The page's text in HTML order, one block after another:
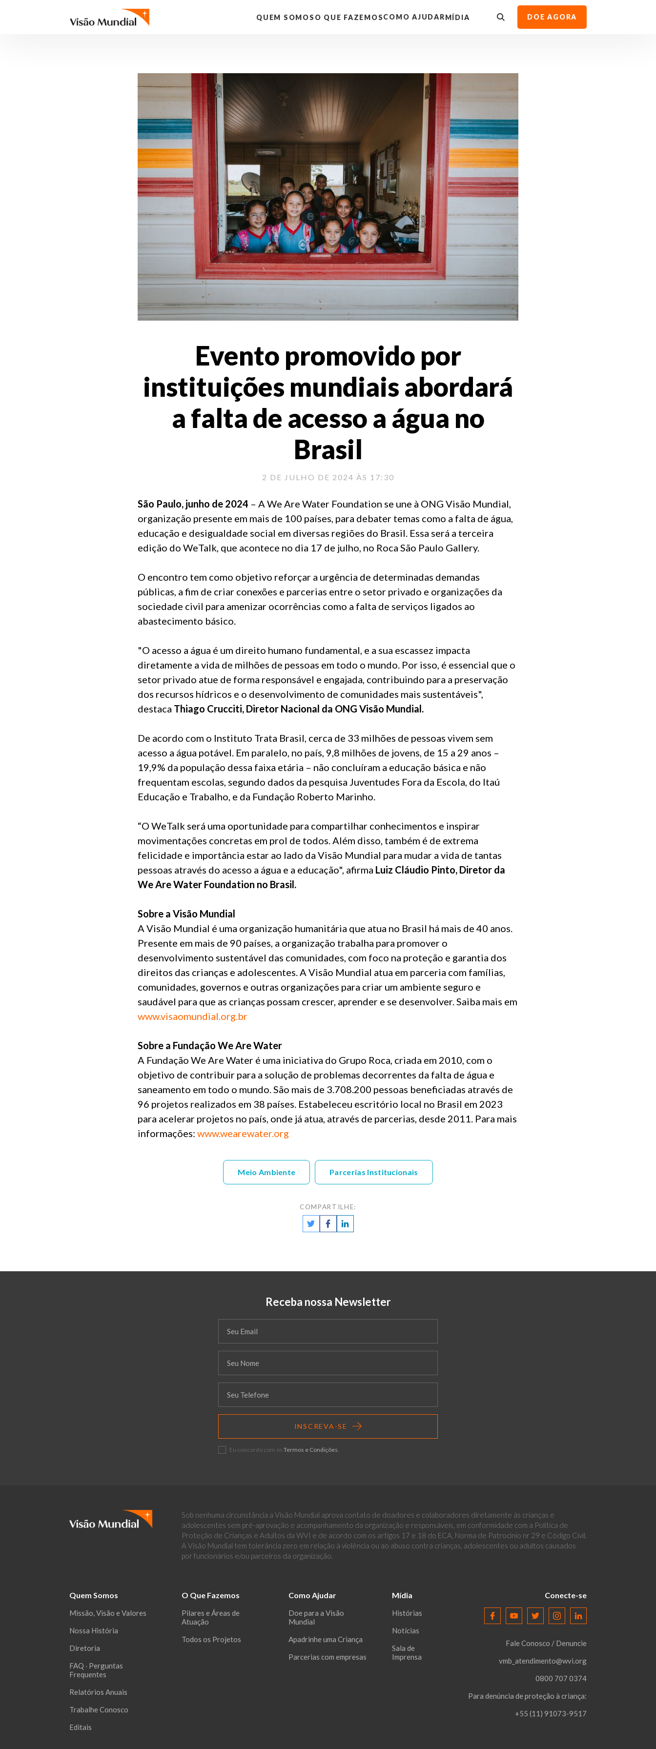
QUEM SOMOS O QUE FAZEMOSCOMO AJUDARMÍDIA DOE AGORA
Evento promovido por
instituições mundiais abordará
a falta de acesso a água no
Brasil
2 DE JULHO DE 2024 ÀS 17:30
São Paulo, junho de 2024 – A We Are Water Foundation se une à ONG Visão Mundial,
organização presente em mais de 100 países, para debater temas como a falta de água,
educação e desigualdade social em diversas regiões do Brasil. Essa será a terceira
edição do WeTalk, que acontece no dia 17 de julho, no Roca São Paulo Gallery.
O encontro tem como objetivo reforçar a urgência de determinadas demandas
públicas, a fim de criar conexões e parcerias entre o setor privado e organizações da
sociedade civil para amenizar ocorrências como a falta de serviços ligados ao
abastecimento básico.
"O acesso a água é um direito humano fundamental, e a sua escassez impacta
diretamente a vida de milhões de pessoas em todo o mundo. Por isso, é essencial que o
setor privado atue de forma responsável e engajada, contribuindo para a preservação
dos recursos hídricos e o desenvolvimento de comunidades mais sustentáveis",
destaca Thiago Crucciti, Diretor Nacional da ONG Visão Mundial.
De acordo com o Instituto Trata Brasil, cerca de 33 milhões de pessoas vivem sem
acesso a água potável. Em paralelo, no país, 9,8 milhões de jovens, de 15 a 29 anos –
19,9% da população dessa faixa etária – não concluíram a educação básica e não
frequentam escolas, segundo dados da pesquisa Juventudes Fora da Escola, do Itaú
Educação e Trabalho, e da Fundação Roberto Marinho.
“O WeTalk será uma oportunidade para compartilhar conhecimentos e inspirar
movimentações concretas em prol de todos. Além disso, também é de extrema
felicidade e importância estar ao lado da Visão Mundial para mudar a vida de tantas
pessoas através do acesso a água e a educação", afirma Luiz Cláudio Pinto, Diretor da
We Are Water Foundation no Brasil.
Sobre a Visão Mundial
A Visão Mundial é uma organização humanitária que atua no Brasil há mais de 40 anos.
Presente em mais de 90 países, a organização trabalha para promover o
desenvolvimento sustentável das comunidades, com foco na proteção e garantia dos
direitos das crianças e adolescentes. A Visão Mundial atua em parceria com famílias,
comunidades, governos e outras organizações para criar um ambiente seguro e
saudável para que as crianças possam crescer, aprender e se desenvolver. Saiba mais em
www.visaomundial.org.br
Sobre a Fundação We Are Water
A Fundação We Are Water é uma iniciativa do Grupo Roca, criada em 2010, com o
objetivo de contribuir para a solução de problemas decorrentes da falta de água e
saneamento em todo o mundo. São mais de 3.708.200 pessoas beneficiadas através de
96 projetos realizados em 38 países. Estabeleceu escritório local no Brasil em 2023
para acelerar projetos no país, onde já atua, através de parcerias, desde 2011. Para mais
informações: www.wearewater.org
Meio Ambiente Parcerias Institucionais
COMPARTILHE:
Receba nossa Newsletter
INSCREVA-SE
Eu concordo com os Termos e Condições
Sob nenhuma circunstância a Visão Mundial aprova contato de doadores e colaboradores diretamente às crianças e
adolescentes sem pré-aprovação e acompanhamento da organização e responsáveis, em conformidade com a Política de
Proteção de Crianças e Adultos da WVI e de acordo com os artigos 17 e 18 do ECA, Norma de Patrocínio nr 29 e Código Civil.
A Visão Mundial tem tolerância zero em relação à violência ou ao abuso contra crianças, adolescentes ou adultos causados
por funcionários e/ou parceiros da organização.
Quem Somos
Missão, Visão e Valores
Nossa História
Diretoria
FAQ ‧ Perguntas
Frequentes
Relatórios Anuais
Trabalhe Conosco
Editais
O Que Fazemos
Pilares e Áreas de
Atuação
Todos os Projetos
Como Ajudar
Doe para a Visão
Mundial
Apadrinhe uma Criança
Parcerias com empresas
Mídia
Histórias
Notícias
Sala de
Imprensa
Conecte-se
Fale Conosco / Denuncie
vmb_atendimento@wvi.org
0800 707 0374
Para denúncia de proteção à criança:
+55 (11) 91073-9517